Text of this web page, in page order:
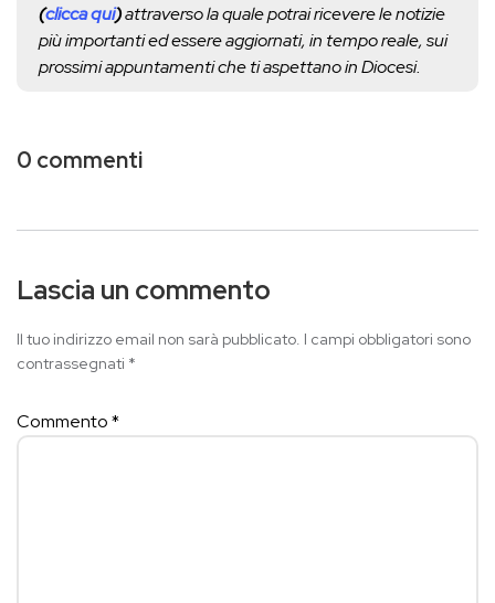
(clicca qui)attraverso la quale potrai ricevere le notizie
più importanti ed essere aggiornati, in tempo reale, sui
prossimi appuntamenti che ti aspettano in Diocesi.
0 commenti
Lascia un commento
Il tuo indirizzo email non sarà pubblicato. I campi obbligatori sono
contrassegnati *
Commento*